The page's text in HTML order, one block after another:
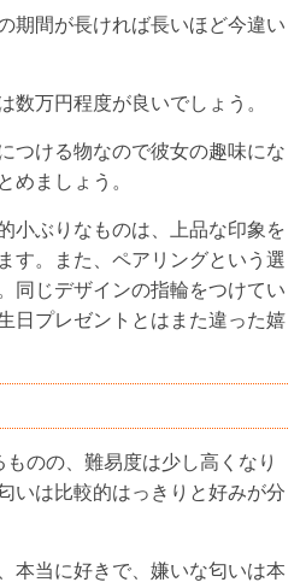
期間が長ければ長いほど今違い
数万円程度が良いでしょう。
つける物なので彼女の趣味にな
めましょう。
小ぶりなものは、上品な印象を
す。また、ペアリングという選
同じデザインの指輪をつけてい
日プレゼントとはまた違った嬉
のの、難易度は少し高くなり
いは比較的はっきりと好みが分
本当に好きで、嫌いな匂いは本